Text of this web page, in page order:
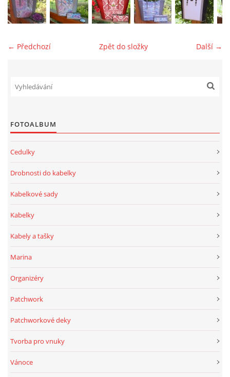
← Předchozí Další →
Zpět do složky
FOTOALBUM
Cedulky
Drobnosti do kabelky
Kabelkové sady
Kabelky
Kabely a tašky
Marina
Organizéry
Patchwork
Patchworkové deky
Tvorba pro vnuky
Vánoce